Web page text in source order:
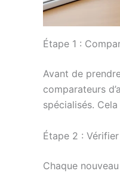
Étape 1 :
Avant de
comparateurs
spécialisés.
Étape 2 :
Chaque